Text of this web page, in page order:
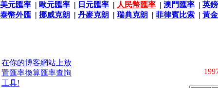
美元匯率 | 歐元匯率 | 日元匯率 | 人民幣匯率 | 澳門匯率 | 英
泰幣外匯 | 挪威克朗 | 丹麥克朗 | 瑞典克朗 | 菲律賓比索 | 黃
在你的博客網站上放
置匯率換算匯率查詢
工具!